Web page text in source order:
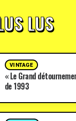
LUS
VINTAGE
« Le Grand
de 1993